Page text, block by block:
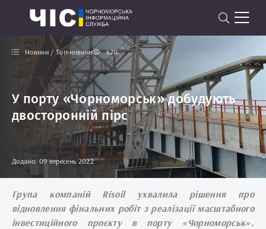
Новини / Топ-новини 670
У порту «Чорноморськ» добудують
двосторонній пірс
Додано: 09 вересень 2022
Група компаній Risoil ухвалила рішення про
відновлення фінальних робіт з реалізації масштабного
інвестиційного проєкту в порту «Чорноморськ».